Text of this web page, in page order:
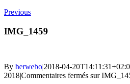
Previous
IMG_1459
By herwebo|2018-04-
2018|Commentaires fermés sur